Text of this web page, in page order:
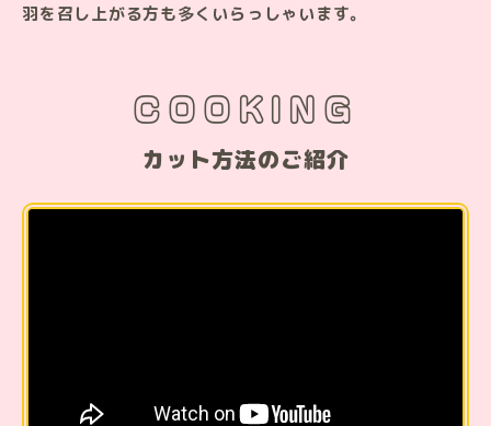
羽を召し上がる方も多くいらっしゃいます。
COOKING
カット方法のご紹介